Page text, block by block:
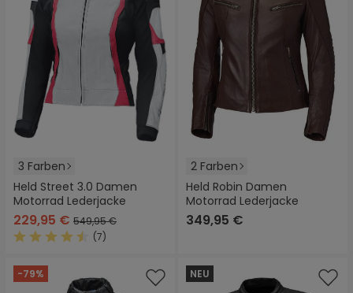
3 Farben
Held Street 3.0 Damen
Motorrad Lederjacke
229,95 € 549,95 €
(7)
2 Farben
Held Robin Damen
Motorrad Lederjacke
349,95 €
-79% NEU